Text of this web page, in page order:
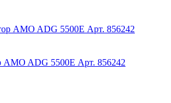
AMO ADG 5500E Арт. 856242